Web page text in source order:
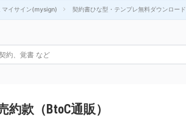
マイサイン(mysign) 契約書ひな型・テンプレ無料ダウンロード
約款（BtoC通販）